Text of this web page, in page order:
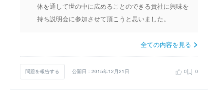
体を通して世の中に広めることのできる貴社に興味を
持ち説明会に参加させて頂こうと思いました。
全ての内容を見る
問題を報告する 公開日：2015年12月21日 0 0